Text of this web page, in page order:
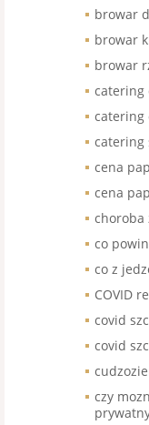
browar
browar
browar
catering
catering
catering
cena
cena
choroba
co
co z
COVID
covid
covid
czy